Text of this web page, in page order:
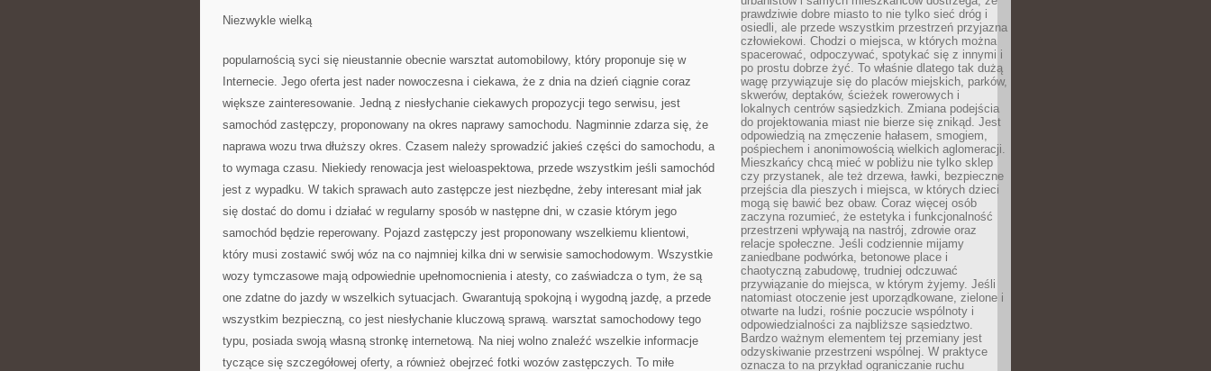
MAJĄ
DO
Z
ULICZNYMI
Niezwykle wielką
popularnością syci się nieustannie obecnie warsztat automobilowy, który proponuje się w
Internecie. Jego oferta jest nader nowoczesna i ciekawa, że z dnia na dzień ciągnie coraz
większe zainteresowanie. Jedną z niesłychanie ciekawych propozycji tego serwisu, jest
samochód zastępczy, proponowany na okres naprawy samochodu. Nagminnie zdarza się, że
naprawa wozu trwa dłuższy okres. Czasem należy sprowadzić jakieś części do samochodu, a
to wymaga czasu. Niekiedy renowacja jest wieloaspektowa, przede wszystkim jeśli samochód
jest z wypadku. W takich sprawach auto zastępcze jest niezbędne, żeby interesant miał jak
się dostać do domu i działać w regularny sposób w następne dni, w czasie którym jego
samochód będzie reperowany. Pojazd zastępczy jest proponowany wszelkiemu klientowi,
który musi zostawić swój wóz na co najmniej kilka dni w serwisie samochodowym. Wszystkie
wozy tymczasowe mają odpowiednie upełnomocnienia i atesty, co zaświadcza o tym, że są
one zdatne do jazdy w wszelkich sytuacjach. Gwarantują spokojną i wygodną jazdę, a przede
wszystkim bezpieczną, co jest niesłychanie kluczową sprawą. warsztat samochodowy tego
typu, posiada swoją własną stronkę internetową. Na niej wolno znaleźć wszelkie informacje
tyczące się szczegółowej oferty, a również obejrzeć fotki wozów zastępczych. To miłe
prawdziwie dobre miasto to nie tylko sieć dróg i
osiedli, ale przede wszystkim przestrzeń przyjazna
człowiekowi. Chodzi o miejsca, w których można
spacerować, odpoczywać, spotykać się z innymi i
po prostu dobrze żyć. To właśnie dlatego tak dużą
wagę przywiązuje się do placów miejskich, parków,
skwerów, deptaków, ścieżek rowerowych i
lokalnych centrów sąsiedzkich. Zmiana podejścia
do projektowania miast nie bierze się znikąd. Jest
odpowiedzią na zmęczenie hałasem, smogiem,
pośpiechem i anonimowością wielkich aglomeracji.
Mieszkańcy chcą mieć w pobliżu nie tylko sklep
czy przystanek, ale też drzewa, ławki, bezpieczne
przejścia dla pieszych i miejsca, w których dzieci
mogą się bawić bez obaw. Coraz więcej osób
zaczyna rozumieć, że estetyka i funkcjonalność
przestrzeni wpływają na nastrój, zdrowie oraz
relacje społeczne. Jeśli codziennie mijamy
zaniedbane podwórka, betonowe place i
chaotyczną zabudowę, trudniej odczuwać
przywiązanie do miejsca, w którym żyjemy. Jeśli
natomiast otoczenie jest uporządkowane, zielone i
otwarte na ludzi, rośnie poczucie wspólnoty i
odpowiedzialności za najbliższe sąsiedztwo.
Bardzo ważnym elementem tej przemiany jest
odzyskiwanie przestrzeni wspólnej. W praktyce
oznacza to na przykład ograniczanie ruchu